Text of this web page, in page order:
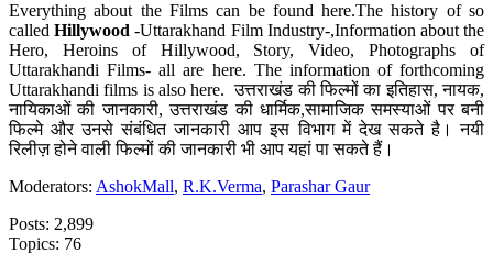
Everything about the Films can be found here.The history of so
calledHillywood-Uttarakhand Film Industry-,Information about the
Hero, Heroins of Hillywood, Story, Video, Photographs of
Uttarakhandi Films- all are here. The information of forthcoming
Uttarakhandi films is also here. उत्तराखंड की फिल्मों का इतिहास, नायक,
नायिकाओं की जानकारी, उत्तराखंड की धार्मिक,सामाजिक समस्याओं पर बनी
फिल्मे और उनसे संबंधित जानकारी आप इस विभाग में देख सकते है। नयी
रिलीज़ होने वाली फिल्मों की जानकारी भी आप यहां पा सकते हैं।
Moderators: AshokMall, R.K.Verma, Parashar Gaur
Posts: 2,899
Topics: 76